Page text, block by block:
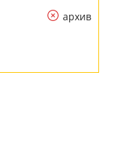
архив